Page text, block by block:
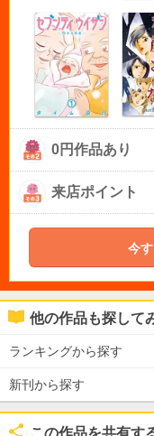
0円作品あり
来店ポイント
今
他の作品も探して
ランキングから探す
新刊から探す
この作品を共有す